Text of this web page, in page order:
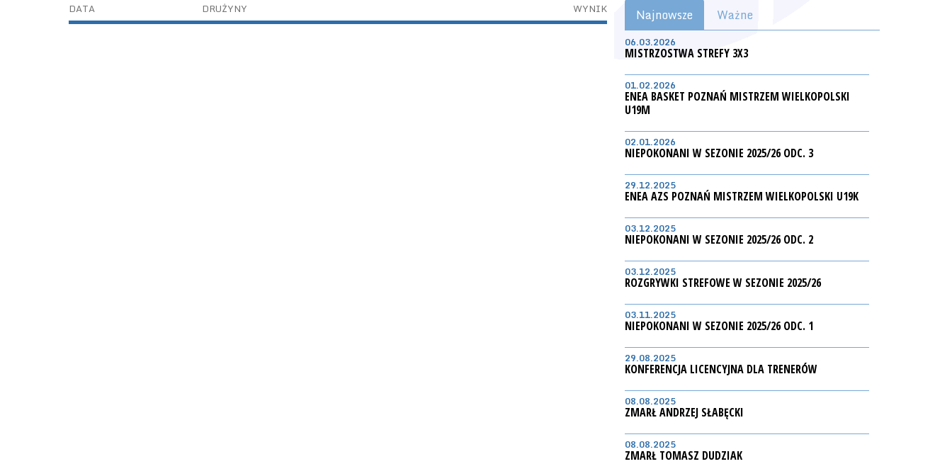
DATA DRUŻYNY WYNIK Najnowsze Ważne
06.03.2026
MISTRZOSTWA STREFY 3X3
01.02.2026
ENEA BASKET POZNAŃ MISTRZEM WIELKOPOLSKI
U19M
02.01.2026
NIEPOKONANI W SEZONIE 2025/26 ODC. 3
29.12.2025
ENEA AZS POZNAŃ MISTRZEM WIELKOPOLSKI U19K
03.12.2025
NIEPOKONANI W SEZONIE 2025/26 ODC. 2
03.12.2025
ROZGRYWKI STREFOWE W SEZONIE 2025/26
03.11.2025
NIEPOKONANI W SEZONIE 2025/26 ODC. 1
29.08.2025
KONFERENCJA LICENCYJNA DLA TRENERÓW
08.08.2025
ZMARŁ ANDRZEJ SŁABĘCKI
08.08.2025
ZMARŁ TOMASZ DUDZIAK